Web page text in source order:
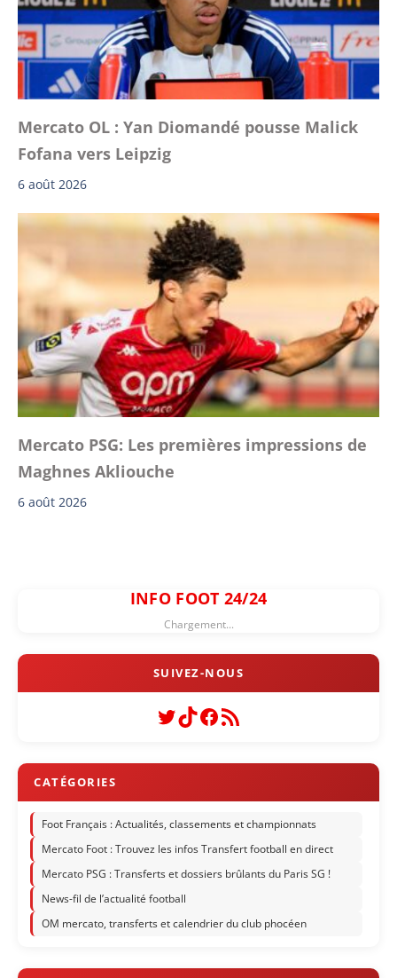
Mercato OL : Yan Diomandé pousse Malick
Fofana vers Leipzig
6 août 2026
Mercato PSG: Les premières impressions de
Maghnes Akliouche
6 août 2026
INFO FOOT 24/24
Chargement...
Twitter
TikTok
Facebook
Flux RSS
Foot Français : Actualités, classements et championnats
Mercato Foot : Trouvez les infos Transfert football en direct
Mercato PSG : Transferts et dossiers brûlants du Paris SG !
News-fil de l’actualité football
OM mercato, transferts et calendrier du club phocéen